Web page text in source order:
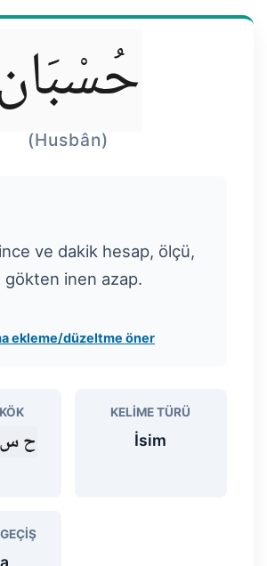
(Husbân)
ve dakik hesap, ölçü,
gökten inen azap.
ekleme/düzeltme öner
ح
KELIME TÜRÜ
İsim